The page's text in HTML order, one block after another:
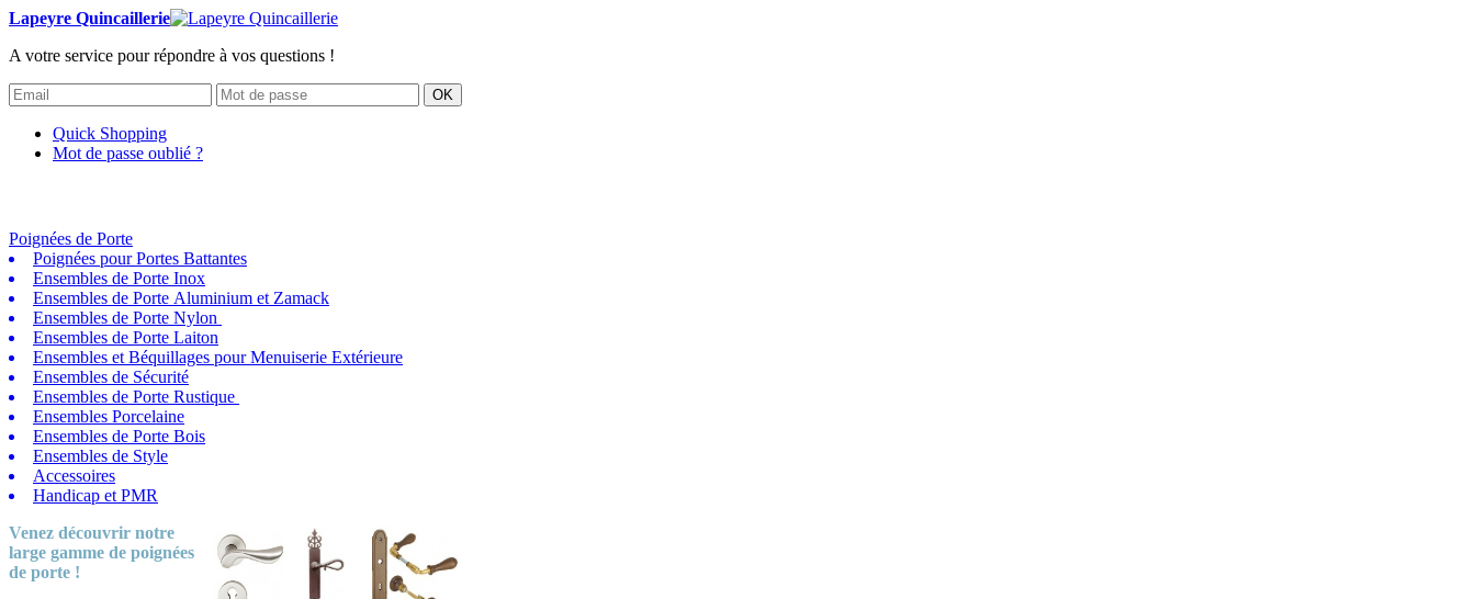
Lapeyre Quincaillerie
A votre service pour répondre à vos questions !
OK
Quick Shopping
Mot de passe oublié ?
Poignées de Porte
Poignées pour Portes Battantes
Ensembles de Porte Inox
Ensembles de Porte Aluminium et Zamack
Ensembles de Porte Nylon
Ensembles de Porte Laiton
Ensembles et Béquillages pour Menuiserie Extérieure
Ensembles de Sécurité
Ensembles de Porte Rustique
Ensembles Porcelaine
Ensembles de Porte Bois
Ensembles de Style
Accessoires
Handicap et PMR
Venez découvrir notre
large gamme de poignées
de porte !